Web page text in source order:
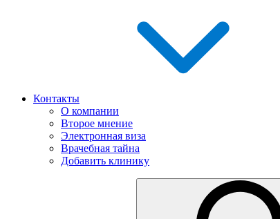
Контакты
О компании
Второе мнение
Электронная виза
Врачебная тайна
Добавить клинику